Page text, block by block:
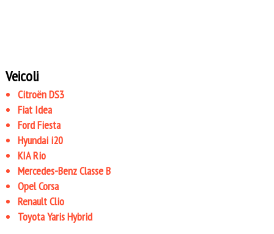
Veicoli
Citroën DS3
Fiat Idea
Ford Fiesta
Hyundai i20
KIA Rio
Mercedes-Benz Classe B
Opel Corsa
Renault Clio
Toyota Yaris Hybrid